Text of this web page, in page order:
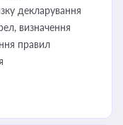
декларування
визначення
правил